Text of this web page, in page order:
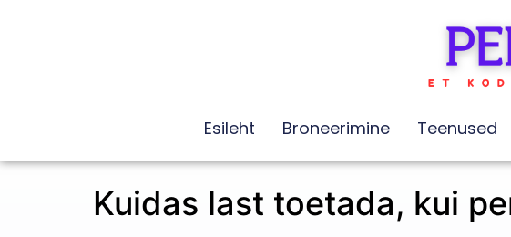
Esileht Broneerimine Teenused
Kuidas last toetada, kui